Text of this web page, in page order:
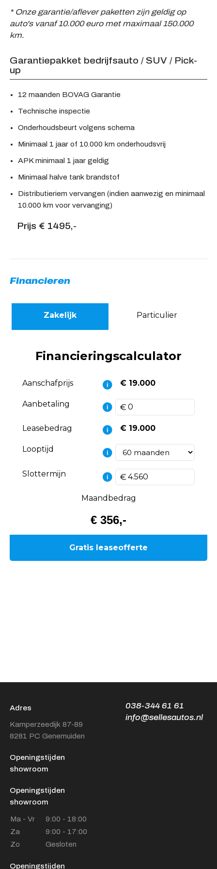
* Onze garantie/aflever paketten zijn geldig op
auto's vanaf 10.000 euro met maximaal 150.000
km.
Garantiepakket bedrijfsauto / SUV / Pick-
up
12 maanden BOVAG Garantie
Technische inspectie
Onderhoudsbeurt volgens schema
Minimaal 1 jaar of 10.000 km onderhoudsvrij
APK minimaal 1 jaar geldig
Minimaal halve tank brandstof
Distributieriem vervangen (indien aanwezig en minimaal
10.000 km voor vervanging)
Prijs € 1495,-
Financieren
Adres
Kamperzeedijk 87-89
8281 PC Genemuiden
038-344 61 61
info@sellesautos.nl
Openingstijden
showroom
Openingstijden
showroom
Ma - Vr
9:00 - 18:00
Za
9:00 - 17:00
Zo
Gesloten
Openingstijden